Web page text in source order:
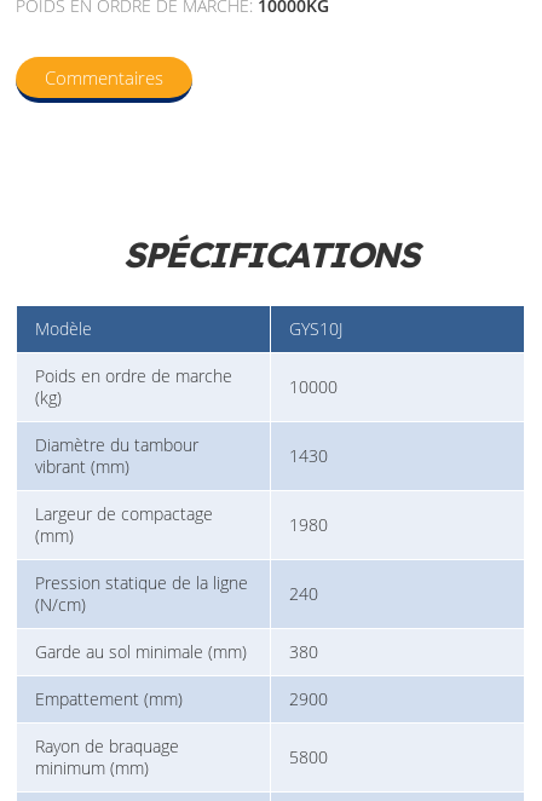
POIDS EN ORDRE DE MARCHE: 10000KG
Commentaires
SPÉCIFICATIONS
Modèle GYS10J
Poids en ordre de marche
(kg)
10000
Diamètre du tambour
vibrant (mm)
1430
Largeur de compactage
(mm)
1980
Pression statique de la ligne
(N/cm)
240
Garde au sol minimale (mm) 380
Empattement (mm) 2900
Rayon de braquage
minimum (mm)
5800